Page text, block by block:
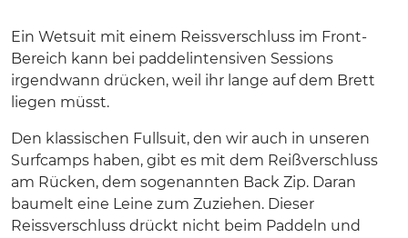
Ein Wetsuit mit einem Reissverschluss im Front-
Bereich kann bei paddelintensiven Sessions
irgendwann drücken, weil ihr lange auf dem Brett
liegen müsst.
Den klassischen Fullsuit, den wir auch in unseren
Surfcamps haben, gibt es mit dem Reißverschluss
am Rücken, dem sogenannten Back Zip. Daran
baumelt eine Leine zum Zuziehen. Dieser
Reissverschluss drückt nicht beim Paddeln und